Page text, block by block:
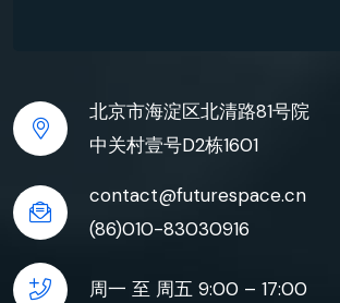
北京市海淀区北清路81号院
中关村壹号D2栋1601
contact@futurespace.cn
(86)010-83030916
周一 至 周五 9:00 – 17:00